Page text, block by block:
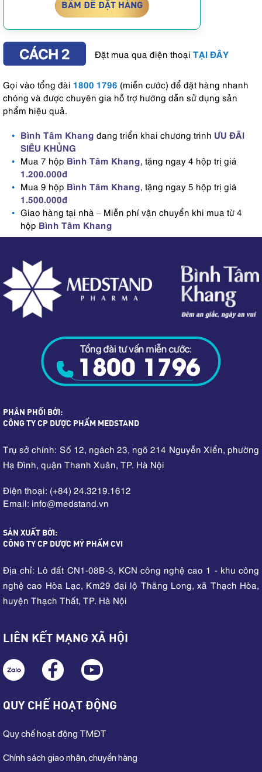
BẤM ĐỂ ĐẶT HÀNG
Đặt mua qua điện thoại TẠI ĐÂY
Gọi vào tổng đài 1800 1796 (miễn cước) để đặt hàng nhanh
chóng và được chuyên gia hỗ trợ hướng dẫn sử dụng sản
phẩm hiệu quả.
Bình Tâm Khang đang triển khai chương trình ƯU ĐÃI
SIÊU KHỦNG
Mua 7 hộp Bình Tâm Khang , tặng ngay 4 hộp trị giá
1.200.000đ
Mua 9 hộp Bình Tâm Khang , tặng ngay 5 hộp trị giá
1.500.000đ
Giao hàng tại nhà – Miễn phí vận chuyển khi mua từ 4
hộp Bình Tâm Khang
PHÂN PHỐI BỞI:
CÔNG TY CP DƯỢC PHẨM MEDSTAND
Trụ sở chính: Số 12, ngách 23, ngõ 214 Nguyễn Xiển, phường
Hạ Đình, quận Thanh Xuân, TP. Hà Nội
Điện thoại: (+84) 24.3219.1612
Email: info@medstand.vn
SẢN XUẤT BỞI:
CÔNG TY CP DƯỢC MỸ PHẨM CVI
Địa chỉ: Lô đất CN1-08B-3, KCN công nghệ cao 1 - khu công
nghệ cao Hòa Lạc, Km29 đại lộ Thăng Long, xã Thạch Hòa,
huyện Thạch Thất, TP. Hà Nội
LIÊN KẾT MẠNG XÃ HỘI
QUY CHẾ HOẠT ĐỘNG
Quy chế hoạt động TMĐT
Chính sách giao nhận, chuyển hàng